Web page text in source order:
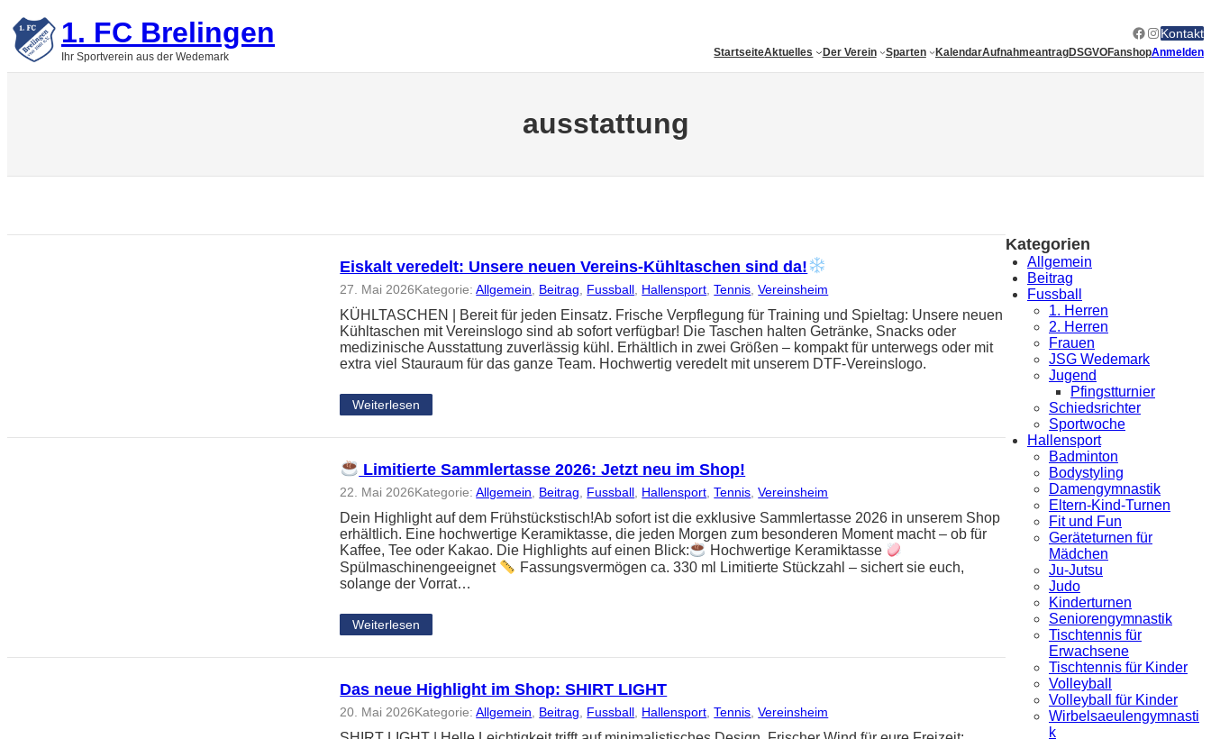
Zum
Inhalt
springen1. FC Brelingen
Ihr Sportverein aus der Wedemark
Facebook
Instagram
Kontakt
StartseiteAktuelles Der Verein Sparten KalendarAufnahmeantragDSGVOFanshopAnmelden
ausstattung
Eiskalt veredelt: Unsere neuen Vereins-Kühltaschen sind da!
27. Mai 2026Kategorie:Allgemein Beitrag Fussball Hallensport , Tennis , Vereinsheim
KÜHLTASCHEN | Bereit für jeden Einsatz. Frische Verpflegung für Training und Spieltag: Unsere neuen
Kühltaschen mit Vereinslogo sind ab sofort verfügbar! Die Taschen halten Getränke, Snacks oder
medizinische Ausstattung zuverlässig kühl. Erhältlich in zwei Größen – kompakt für unterwegs oder mit
extra viel Stauraum für das ganze Team. Hochwertig veredelt mit unserem DTF-Vereinslogo.
Weiterlesen
Limitierte Sammlertasse 2026: Jetzt neu im Shop!
22. Mai 2026Kategorie:Allgemein Beitrag Fussball Hallensport , Tennis , Vereinsheim
Dein Highlight auf dem Frühstückstisch!Ab sofort ist die exklusive Sammlertasse 2026 in unserem Shop
erhältlich. Eine hochwertige Keramiktasse, die jeden Morgen zum besonderen Moment macht – ob für
Kaffee, Tee oder Kakao. Die Highlights auf einen Blick:
Hochwertige Keramiktasse
Spülmaschinengeeignet
Fassungsvermögen ca. 330 ml Limitierte Stückzahl – sichert sie euch,
solange der Vorrat…
Weiterlesen
Das neue Highlight im Shop: SHIRT LIGHT
20. Mai 2026Kategorie:Allgemein, Beitrag, Fussball, Hallensport, Tennis, Vereinsheim
Kategorien
Allgemein
Beitrag
Fussball
1. Herren
2. Herren
Frauen
JSG Wedemark
Jugend
Pfingstturnier
Schiedsrichter
Sportwoche
Hallensport
Badminton
Bodystyling
Damengymnastik
Eltern-Kind-Turnen
Fit und Fun
Geräteturnen für
Mädchen
Ju-Jutsu
Judo
Kinderturnen
Seniorengymnastik
Tischtennis für
Erwachsene
Tischtennis für Kinder
Volleyball
Volleyball für Kinder
Wirbelsaeulengymnasti
k